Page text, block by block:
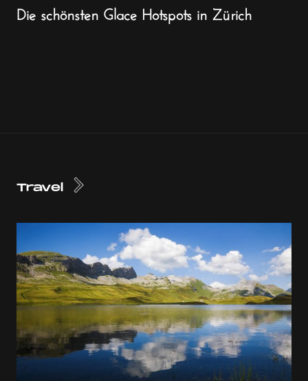
Die schönsten Glace Hotspots in Zürich
Travel